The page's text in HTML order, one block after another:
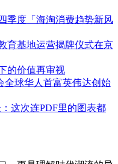
季度「海淘消费趋势新风
育基地运营揭牌仪式在京
的价值再审视
球华人首富英伟达创始
这次连PDF里的图表都